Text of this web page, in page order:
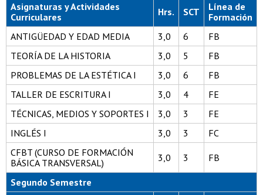
Asignaturas y Actividades
Curriculares
Hrs. SCT
Línea de
Formación
ANTIGÜEDAD Y EDAD MEDIA
3,0 6
FB
TEORÍA DE LA HISTORIA
3,0 5
FB
PROBLEMAS DE LA ESTÉTICA I
3,0 6
FB
TALLER DE ESCRITURA I
3,0 4
FE
TÉCNICAS, MEDIOS Y SOPORTES I
3,0 3
FE
INGLÉS I
3,0 3
FC
CFBT (CURSO DE FORMACIÓN
BÁSICA TRANSVERSAL)
3,0 3 FB
Segundo Semestre